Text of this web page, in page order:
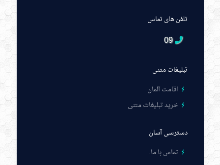
تلفن های تماس
09
تبلیغات متنی
اقامت آلمان
خرید تبلیغات متنی
دسترسی آسان
تماس با ما.